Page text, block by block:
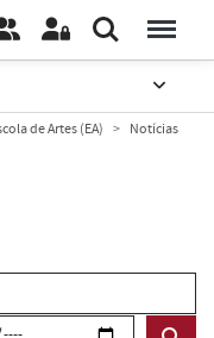
de Artes (EA) Notícias